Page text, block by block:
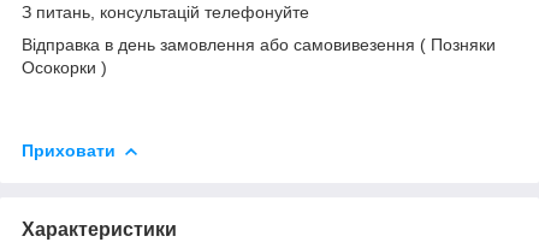
З питань, консультацій телефонуйте
Відправка в день замовлення або самовивезення ( Позняки
Осокорки )
Приховати
Характеристики